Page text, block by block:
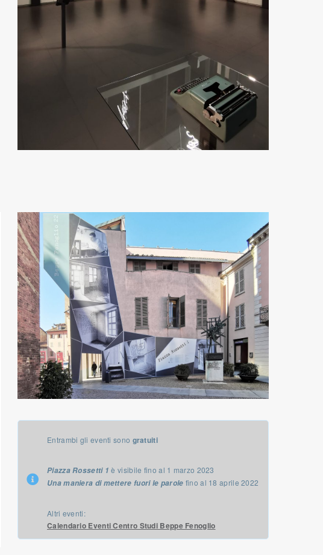
Entrambi gli eventi sono gratuiti
Piazza Rossetti 1è visibile fino al 1 marzo 2023
Una maniera di mettere fuori le parole fino al 18 aprile 2022
Altri eventi:
Calendario Eventi Centro Studi Beppe Fenoglio